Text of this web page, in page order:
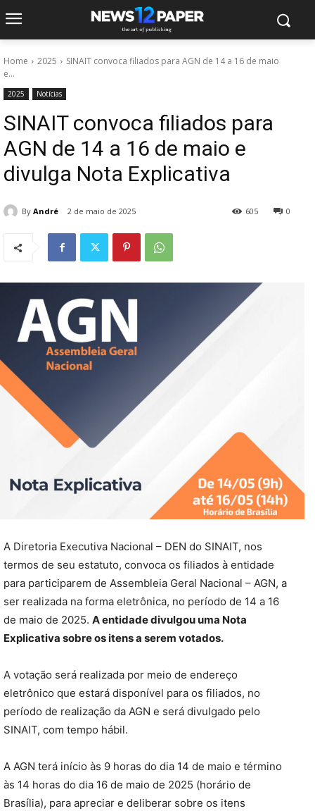
Home 2025
SINAIT convoca filiados para AGN de 14 a 16 de maio
e...
2025 Notícias
SINAIT convoca filiados para
AGN de 14 a 16 de maio e
divulga Nota Explicativa
By André 2 de maio de 2025 0
605
A Diretoria Executiva Nacional – DEN do SINAIT, nos
termos de seu estatuto, convoca os filiados à entidade
para participarem de Assembleia Geral Nacional – AGN, a
ser realizada na forma eletrônica, no período de 14 a 16
de maio de 2025. A entidade divulgou uma Nota
Explicativa sobre os itens a serem votados.
A votação será realizada por meio de endereço
eletrônico que estará disponível para os filiados, no
período de realização da AGN e será divulgado pelo
SINAIT, com tempo hábil.
A AGN terá início às 9 horas do dia 14 de maio e término
às 14 horas do dia 16 de maio de 2025 (horário de
Brasília), para apreciar e deliberar sobre os itens